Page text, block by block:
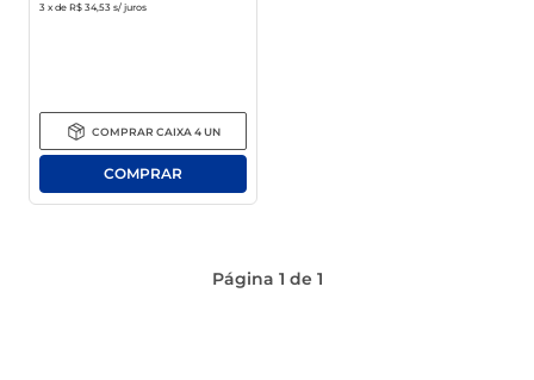
3 x de R$ 34,53 s/ juros
COMPRAR CAIXA 4UN
Página 1 de 1